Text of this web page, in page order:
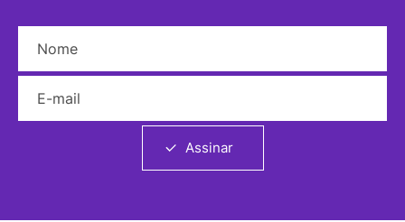
Assinar